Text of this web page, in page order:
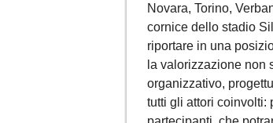
Novara, Torino,
cornice dello stadio
riportare in una
la valorizzazione non
organizzativo,
tutti gli attori coinvolti: